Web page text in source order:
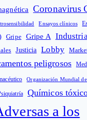
Coronavirus
Ensayos clínicos
Gripe Gripe A
Justicia Lobby
peligrosos
Organización Mundial
Químicos
a los